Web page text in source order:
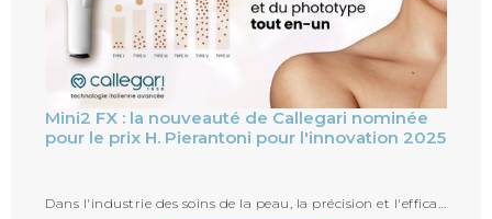
Mini2 FX : la nouveauté de Callegari nominée
pour le prix H. Pierantoni pour l'innovation 2025
Dans l'industrie des soins de la peau, la précision et l'efficacité scientifiques sont essentielles pour obtenir des résultats tan...